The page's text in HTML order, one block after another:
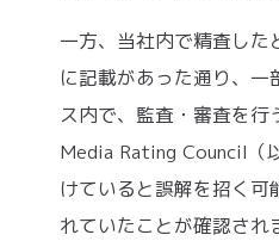
一方、当社内で精査した
に記載があった通り、一
ス内で、監査・審査を行
Media Rating Council（
けていると誤解を招く可
れていたことが確認され